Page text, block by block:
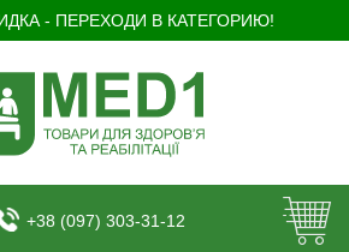
- ПЕРЕХОДИ В КАТЕГОРИЮ!
+38 (097) 303-31-12